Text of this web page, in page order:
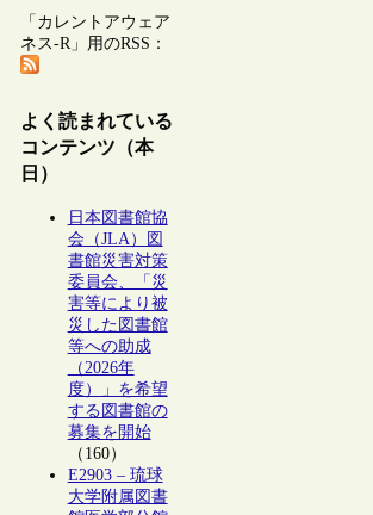
「カレントアウェア
ネス-R」用のRSS：
よく読まれている
コンテンツ（本
日）
日本図書館協
会（JLA）図
書館災害対策
委員会、「災
害等により被
災した図書館
等への助成
（2026年
度）」を希望
する図書館の
募集を開始
（160）
E2903 – 琉球
大学附属図書